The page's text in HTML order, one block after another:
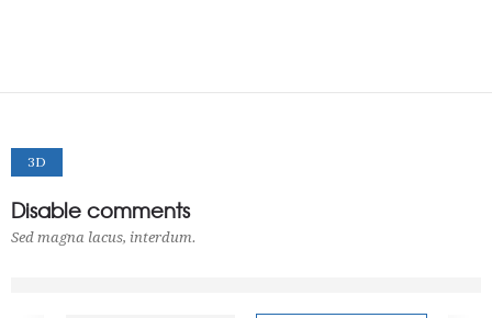
3D
Disable comments
Sed magna lacus, interdum.